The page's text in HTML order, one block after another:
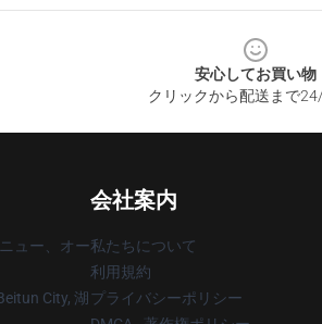
安心してお買い物
クリックから配送まで
ュー、オー
City, 湖
会社案内
私たちについて
利用規約
プライバシーポリシー